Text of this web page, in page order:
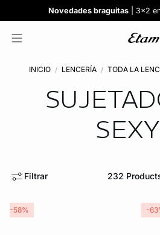
REBAJAS¡Ahora 3x2 en
Confort invisible: Sujetadores
¡Nuevos modelos!: 5
Novedades braguitas | 3x2
INICIO LENCERÍA TODA LA
Filtrar 232
-58% -